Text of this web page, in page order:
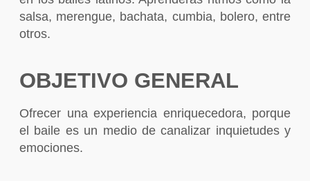
salsa, merengue, bachata, cumbia, bolero, entre
otros.
OBJETIVO GENERAL
Ofrecer una experiencia enriquecedora, porque
el baile es un medio de canalizar inquietudes y
emociones.